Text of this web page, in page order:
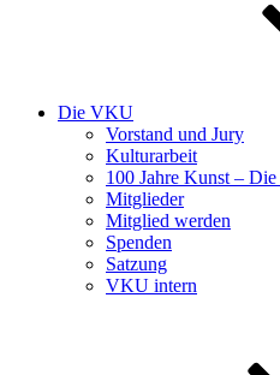
Die VKU
Vorstand und Jury
Kulturarbeit
100 Jahre Kunst –
Mitglieder
Mitglied werden
Spenden
Satzung
VKU intern